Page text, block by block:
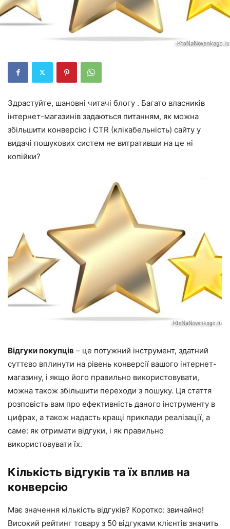
Здрастуйте, шановні читачі блогу . Багато власників
інтернет-магазинів задаються питанням, як можна
збільшити конверсію і CTR (клікабельність) сайту у
видачі пошукових систем не витративши на це ні
копійки?
Відгуки покупців – це потужний інструмент, здатний
суттєво вплинути на рівень конверсії вашого інтернет-
магазину, і якщо його правильно використовувати,
можна також збільшити переходи з пошуку. Ця стаття
розповість вам про ефективність даного інструменту в
цифрах, а також надасть кращі приклади реалізації, а
саме: як отримати відгуки, і як правильно
використовувати їх.
Кількість відгуків та їх вплив на
конверсію
Має значення кількість відгуків? Коротко: звичайно!
Високий рейтинг товару з 50 відгуками клієнтів значить